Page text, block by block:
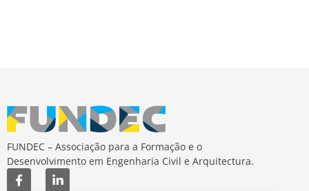
FUNDEC – Associação para a Formação e o
Desenvolvimento em Engenharia Civil e Arquitectura.